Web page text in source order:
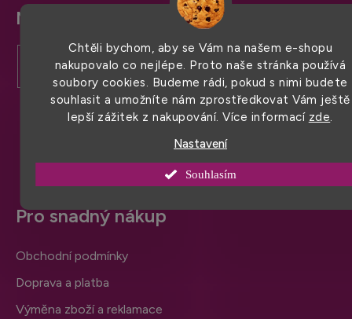
Chtěli bychom, aby se Vám na našem e-shopu
nakupovalo co nejlépe. Proto naše stránka používá
soubory cookies. Budeme rádi, pokud s nimi budete
souhlasit a umožníte nám zprostředkovat Vám ještě
lepší zážitek z nakupování. Více informací zde.
Nastavení
Souhlasím
Z
á
a
Pro snadný nákup
Obchodní podmínky
Doprava a platba
Výměna zboží a reklamace